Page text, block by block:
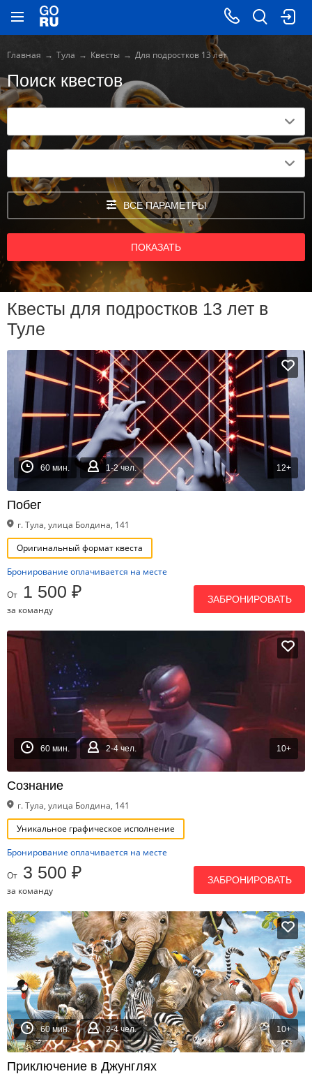
Главная Тула Квесты Для подростков 13 лет
Поиск квестов
ВСЕ ПАРАМЕТРЫ
ПОКАЗАТЬ
Квесты для подростков 13 лет в
Туле
60 мин. 1-2 чел. 12+
Побег
г. Тула, улица Болдина, 141
Оригинальный формат квеста
Бронирование оплачивается на месте
От 1 500 ₽
за команду
ЗАБРОНИРОВАТЬ
60 мин. 2-4 чел. 10+
Сознание
г. Тула, улица Болдина, 141
Уникальное графическое исполнение
Бронирование оплачивается на месте
От 3 500 ₽
за команду
ЗАБРОНИРОВАТЬ
60 мин. 2-4 чел. 10+
Приключение в Джунглях